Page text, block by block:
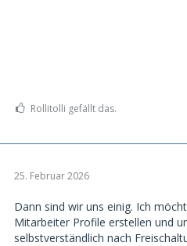
Rollitolli gefällt das.
25. Februar 2026
Dann sind wir uns einig. Ich
Mitarbeiter Profile erstellen und
selbstverständlich nach